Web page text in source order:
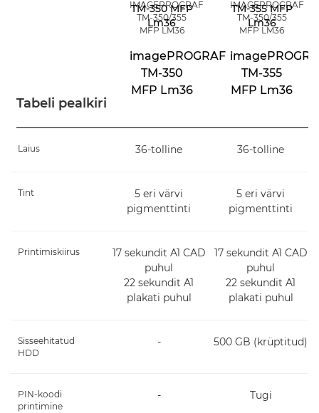
Tabeli pealkiri
IMAGEPROGRAF
TM-350/355
MFP LM36
imagePROGRAF
TM-350
MFP Lm36
IMAGEPROGRAF
TM-350/355
MFP LM36
TM-355
MFP Lm36
Laius 36-tolline 36-tolline
Tint
5 eri värvi
pigmenttinti
5 eri värvi
pigmenttinti
Printimiskiirus
17 sekundit A1 CAD
puhul
22 sekundit A1
plakati puhul
17 sekundit A1 CAD
puhul
22 sekundit A1
plakati puhul
Sisseehitatud
HDD
- 500 GB (krüptitud)
PIN-koodi
printimine
- Tugi